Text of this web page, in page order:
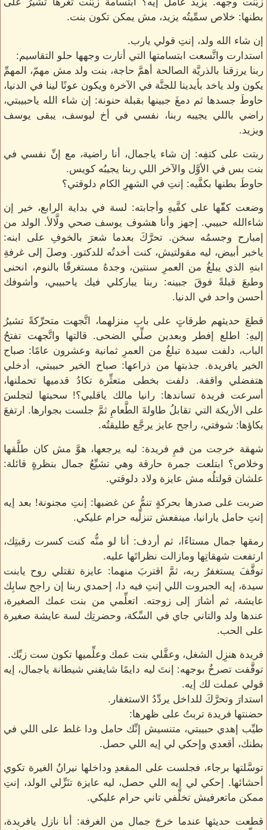
بطنها: خلاص سمِّيتُه يزيد، مش يمكن تكون بنت.
إن شاء الله ولد، إنتِ قولي يارب.
استدارت واتَّسعت ابتسامتها التي أنارت وجهها حلو التقاسيم:
ربنا يرزقنا بالذريَّة الصالحة أهمَّ حاجة، بنت ولد مش مهمّ، المهمِّ
يكون ولد ياخد بأيدينا للجنَّة في الآخرة ويكون عونًا لينا في الدنيا،
حاوطَ جسدها ثم دمغَ جبينها بقبلة حنونة: إن شاء الله ياحبيبتي،
راضي باللي يجيبه ربنا، نفسي في أخ ليوسف، يبقى يوسف
ويزيد.
ربتت على كتفِه: إن شاء ياجمال، أنا راضية، مع إنِّ نفسي في
بنت بس في الأوَّل والآخر اللي ربنا يجيبُه كويس.
حاوطَ بطنها بكفَّيه: إنتِ في الشهرِ الكام دلوقتي؟
وضعت كفّّها على كفَّيهِ وأجابته: لسة في بداية الرابع، خير إن
شاءالله حبيبي. إجهز وأنا هشوف يوسف صحي ولَّالأ. الولد من
إمبارح وجسمُه سخن. تحرَّكَ بعدما شعرَ بالخوفِ على ابنه:
ياخبر أبيض، ليه مقولتيش، كنت أخدتُه للدكتور. وصلَ إلى غرفةِ
ابنهِ الذي يبلغُ من العمرِ سنتين، وجدهُ مستغرقًا بالنوم، انحنى
وطبعَ قبلةً فوقَ جبينه: ربنا يباركلي فيك ياحبيبي، وأشوفك
أحسن واحد في الدنيا.
قطعَ حديثهم طرقاتٍ على بابِ منزلهما، اتَّجهت متحرِّكةً تشيرُ
إليهِ: اطلع إفطر وبعدين صلِّي الضحى. قالتها واتَّجهت تفتحُ
الباب، دلفت سيدة تبلغُ من العمرِ ثمانية وعشرون عامًا: صباح
الخير يافريدة. جذبتها من ذراعها: صباح الخير حبيبتي، أدخلي
هتفضلي واقفة. دلفت بخطى متعثِّرة تكادُ قدميها تحملنها،
أسرعت فريدة تساندها: رانيا مالك ياقلبي؟! سحبتها لتجلسَ
على الأريكة التي تقابلُ طاولةَ الطَّعامِ ثمَّ جلست بجوارها. ارتفعَ
بكاؤها: شوفتي، راجح عايز يرجَّع طليقتُه.
شهقة خرجت من فمِ فريدة: ليه يرجعها، هوَّ مش كان طلَّقها
وخلاص؟ ابتلعت جمرة حارقة وهي تشيِّعُ جمال بنظرةٍ قائلة:
علشان قولتلُه مش عايزة ولاد دلوقتي.
ضربت على صدرها بحركةٍ تنمُّ عن غضبها: إنتِ مجنونة! بعد إيه
إنتِ حامل يارانيا، مينفعش تنزلِّيه حرام عليكي.
رمقها جمال مستاءًا، ثم أردف: أنا لو منُّه كنت كسرت رقبتِك،
ارتفعت شهقاتِها ومازالت نظراتَها عليه.
توقَّفَ يستغفرُ ربه، ثمَّ اقتربَ منهما: عايزة تقتلي روح يابنت
سيدة، إيه الجبروت اللي إنتِ فيه دا، إحمدي ربنا إن راجح سابِك
عايشة، ثم أشارَ إلى زوجته. اتعلِّمي من بنت عمك الصغيرة،
عندها ولد والتاني جاي في السِّكة، وحضرتِك لسة عايشة صغيرة
على الحب.
فريدة هنزِل الشغل، وعقَّلي بنت عمك وعلِّميها تكون ست زيِّك.
توقَّفت تصرخُ بوجهه: إنتَ ليه دايمًا شايفني شيطانة ياجمال، إيه
قولي عملت لك إيه.
استدارَ وتحرَّكَ للداخل يردِّدُ الاستغفار.
حضنتها فريدة تربتُ على ظهرها:
طيِّب إهدي حبيبتي، متنسيش إنِّك حامل ودا غلط على اللي في
بطنك، أقعدي وإحكي لي إيه اللي حصل.
توسَّلتها برجاء، فجلست على المقعدِ وداخلها نيرانُ الغيرة تكوي
أحشائها. إحكي لي إيه اللي حصل، ليه عايزة تنَزِّلي الولد، إنتِ
ممكن ماتعرفيش تخلِّفي تاني حرام عليكي.
قطعت حديثها عندما خرجَ جمال من الغرفة: أنا نازل يافريدة،